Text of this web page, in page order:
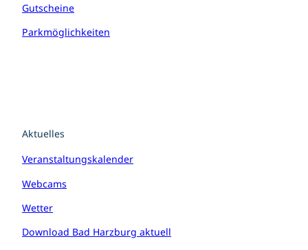
Gutscheine
Parkmöglichkeiten
Aktuelles
Veranstaltungskalender
Webcams
Wetter
Download Bad Harzburg aktuell